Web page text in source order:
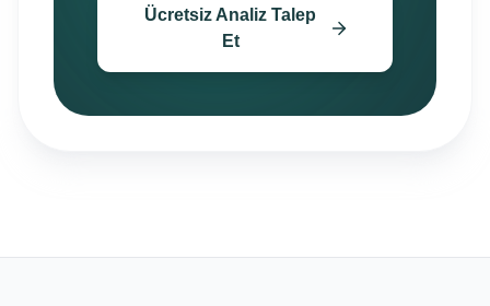
Ücretsiz Analiz Talep
Et